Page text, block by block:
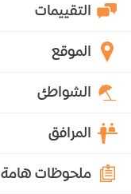
التقييمات
الموقع
الشواطئ
المرافق
ملحوظات هامة